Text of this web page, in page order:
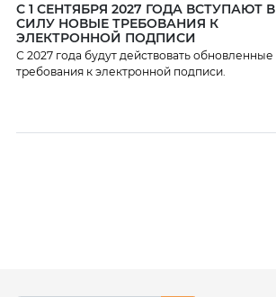
С 1 СЕНТЯБРЯ 2027 ГОДА ВСТУПАЮТ В
СИЛУ НОВЫЕ ТРЕБОВАНИЯ К
ЭЛЕКТРОННОЙ ПОДПИСИ
С 2027 года будут действовать обновленные
требования к электронной подписи.